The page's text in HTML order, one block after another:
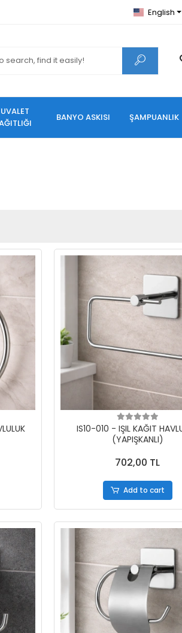
English
BANYO ASKISI ŞAMPUANLIK
IS10-010 - IŞIL KAĞIT
(YAPIŞKANLI)
702,00 TL
Add to cart